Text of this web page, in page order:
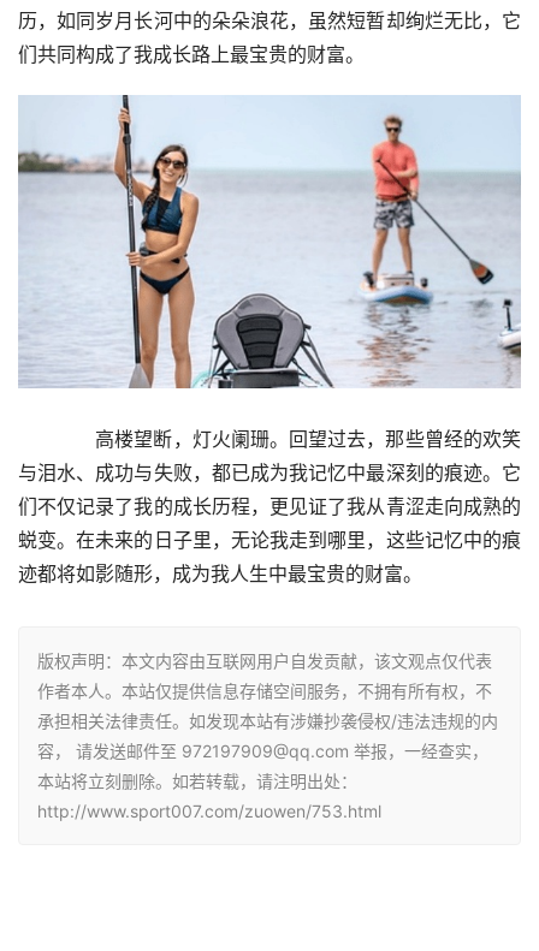
历，如同岁月长河中的朵朵浪花，虽然短暂却绚烂无比，它
们共同构成了我成长路上最宝贵的财富。
高楼望断，灯火阑珊。回望过去，那些曾经的欢笑
与泪水、成功与失败，都已成为我记忆中最深刻的痕迹。它
们不仅记录了我的成长历程，更见证了我从青涩走向成熟的
蜕变。在未来的日子里，无论我走到哪里，这些记忆中的痕
迹都将如影随形，成为我人生中最宝贵的财富。
版权声明：本文内容由互联网用户自发贡献，该文观点仅代表
作者本人。本站仅提供信息存储空间服务，不拥有所有权，不
承担相关法律责任。如发现本站有涉嫌抄袭侵权/违法违规的内
容， 请发送邮件至 972197909@qq.com 举报，一经查实，
本站将立刻删除。如若转载，请注明出处：
http://www.sport007.com/zuowen/753.html